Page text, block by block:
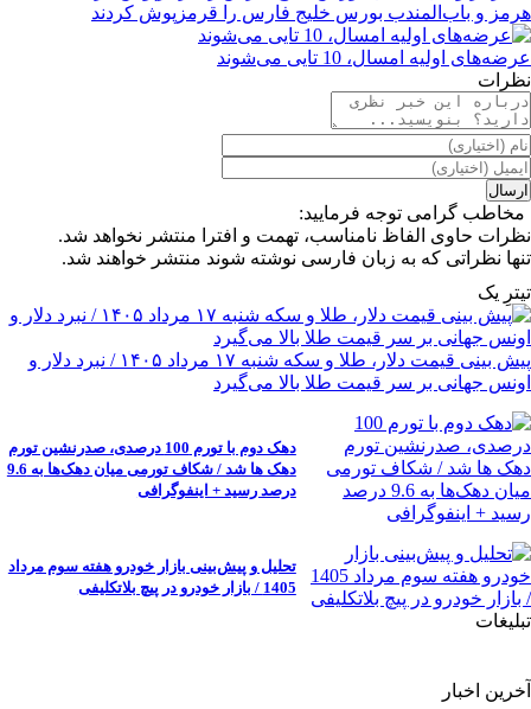
هرمز و باب‌المندب بورس خلیج فارس را قرمزپوش کردند
عرضه‌های اولیه امسال، 10 تایی می‌شوند
نظرات
مخاطب گرامی توجه فرمایید:
نظرات حاوی الفاظ نامناسب، تهمت و افترا منتشر نخواهد شد.
تنها نظراتی که به زبان فارسی نوشته شوند منتشر خواهند شد.
تیترِ یک
پیش ‌بینی قیمت دلار، طلا و سکه شنبه ۱۷ مرداد ۱۴۰۵ / نبرد دلار و
اونس جهانی بر سر قیمت طلا بالا می‌گیرد
دهک دوم با تورم 100 درصدی، صدرنشین تورم
دهک ها شد / شکاف تورمی میان دهک‌ها به 9.6
درصد رسید + اینفوگرافی
تحلیل و پیش‌بینی بازار خودرو هفته سوم مرداد
1405 / بازار خودرو در پیچ بلاتکلیفی
تبلیغات
آخرین اخبار